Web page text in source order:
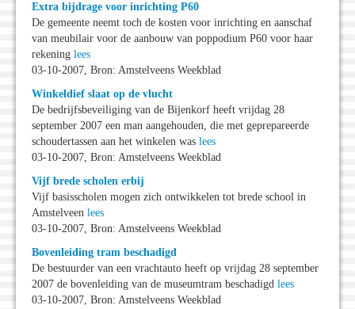
Extra bijdrage voor inrichting P60
De gemeente neemt toch de kosten voor inrichting en aanschaf
van meubilair voor de aanbouw van poppodium P60 voor haar
rekening lees
03-10-2007, Bron: Amstelveens Weekblad
Winkeldief slaat op de vlucht
De bedrijfsbeveiliging van de Bijenkorf heeft vrijdag 28
september 2007 een man aangehouden, die met geprepareerde
schoudertassen aan het winkelen was lees
03-10-2007, Bron: Amstelveens Weekblad
Vijf brede scholen erbij
Vijf basisscholen mogen zich ontwikkelen tot brede school in
Amstelveen lees
03-10-2007, Bron: Amstelveens Weekblad
Bovenleiding tram beschadigd
De bestuurder van een vrachtauto heeft op vrijdag 28 september
2007 de bovenleiding van de museumtram beschadigd lees
03-10-2007, Bron: Amstelveens Weekblad